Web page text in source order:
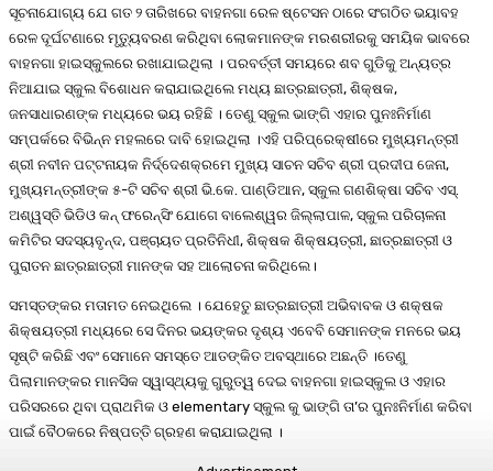
ସୂଚନାଯୋଗ୍ୟ ଯେ ଗତ ୨ ତାରିଖରେ ବାହନଗା ରେଳ ଷ୍ଟେସନ ଠାରେ ସଂଗଠିତ ଭୟାବହ
ରେଳ ଦୂର୍ଘଟଣାରେ ମୃତ୍ୟୁବରଣ କରିଥିବା ଲୋକମାନଙ୍କ ମରଶରୀରକୁ ସମୟିକ ଭାବରେ
ବାହନଗା ହାଇସ୍କୁଲରେ ରଖାଯାଇଥିଲା । ପରବର୍ତ୍ତୀ ସମୟରେ ଶବ ଗୁଡିକୁ ଅନ୍ୟତ୍ର
ନିଆଯାଇ ସ୍କୁଲ ବିଶୋଧନ କରାଯାଇଥିଲେ ମଧ୍ୟ ଛାତ୍ରଛାତ୍ରୀ, ଶିକ୍ଷକ,
ଜନସାଧାରଣଙ୍କ ମଧ୍ୟରେ ଭୟ ରହିଛି । ତେଣୁ ସ୍କୁଲ ଭାଙ୍ଗି ଏହାର ପୁନଃନିର୍ମାଣ
ସମ୍ପର୍କରେ ବିଭିନ୍ନ ମହଲରେ ଦାବି ହୋଇଥିଲା ।ଏହି ପରିପ୍ରେକ୍ଷୀରେ ମୁଖ୍ୟମନ୍ତ୍ରୀ
ଶ୍ରୀ ନବୀନ ପଟ୍ଟନାୟକ ନିର୍ଦ୍ଦେଶକ୍ରମେ ମୁଖ୍ୟ ସାଚନ ସଚିବ ଶ୍ରୀ ପ୍ରଦୀପ ଜେନା,
ମୁଖ୍ୟମନ୍ତ୍ରୀଙ୍କ ୫-ଟି ସଚିବ ଶ୍ରୀ ଭି.କେ. ପାଣ୍ଡିଆନ, ସ୍କୁଲ ଗଣଶିକ୍ଷା ସଚିବ ଏସ୍.
ଅଶ୍ୱସ୍ତି ଭିଡିଓ କନ୍‌ ଫରେନ୍ସିଂ ଯୋଗେ ବାଲେଶ୍ୱର ଜିଲ୍ଲାପାଳ, ସ୍କୁଲ ପରିଚାଳନା
କମିଟିର ସଦସ୍ୟବୃନ୍ଦ, ପଞ୍ଚାୟତ ପ୍ରତିନିଧୀ, ଶିକ୍ଷକ ଶିକ୍ଷୟତ୍ରୀ, ଛାତ୍ରଛାତ୍ରୀ ଓ
ପୁରାତନ ଛାତ୍ରଛାତ୍ରୀ ମାନଙ୍କ ସହ ଆଲୋଚନା କରିଥିଲେ।
ସମସ୍ତଙ୍କର ମତାମତ ନେଇଥିଲେ । ଯେହେତୁ ଛାତ୍ରଛାତ୍ରୀ ଅଭିବାବକ ଓ ଶକ୍ଷକ
ଶିକ୍ଷୟତ୍ରୀ ମଧ୍ୟରେ ସେ ଦିନର ଭୟଙ୍କର ଦୃଶ୍ୟ ଏବେବି ସେମାନଙ୍କ ମନରେ ଭୟ
ସୃଷ୍ଟି କରିଛି ଏବଂ ସେମାନେ ସମସ୍ତେ ଆତଙ୍କିତ ଅବସ୍ଥାରେ ଅଛନ୍ତି ।ତେଣୁ
ପିଲାମାନଙ୍କର ମାନସିକ ସ୍ୱାସ୍ଥ୍ୟକୁ ଗୁରୁତ୍ୱ ଦେଇ ବାହନଗା ହାଇସ୍କୁଲ ଓ ଏହାର
ପରିସରରେ ଥିବା ପ୍ରାଥମିକ ଓ elementary ସ୍କୁଲ କୁ ଭାଙ୍ଗି ତା’ର ପୁନଃନିର୍ମାଣ କରିବା
ପାଇଁ ବୈଠକରେ ନିଷ୍ପତ୍ତି ଗ୍ରହଣ କରାଯାଇଥିଲା ।